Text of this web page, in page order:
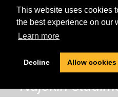
This website uses cookies
the best experience on our
Learn more
Decline Allow cookies
Ndjekin